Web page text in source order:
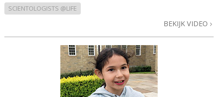
SCIENTOLOGISTS @LIFE
BEKIJK VIDEO